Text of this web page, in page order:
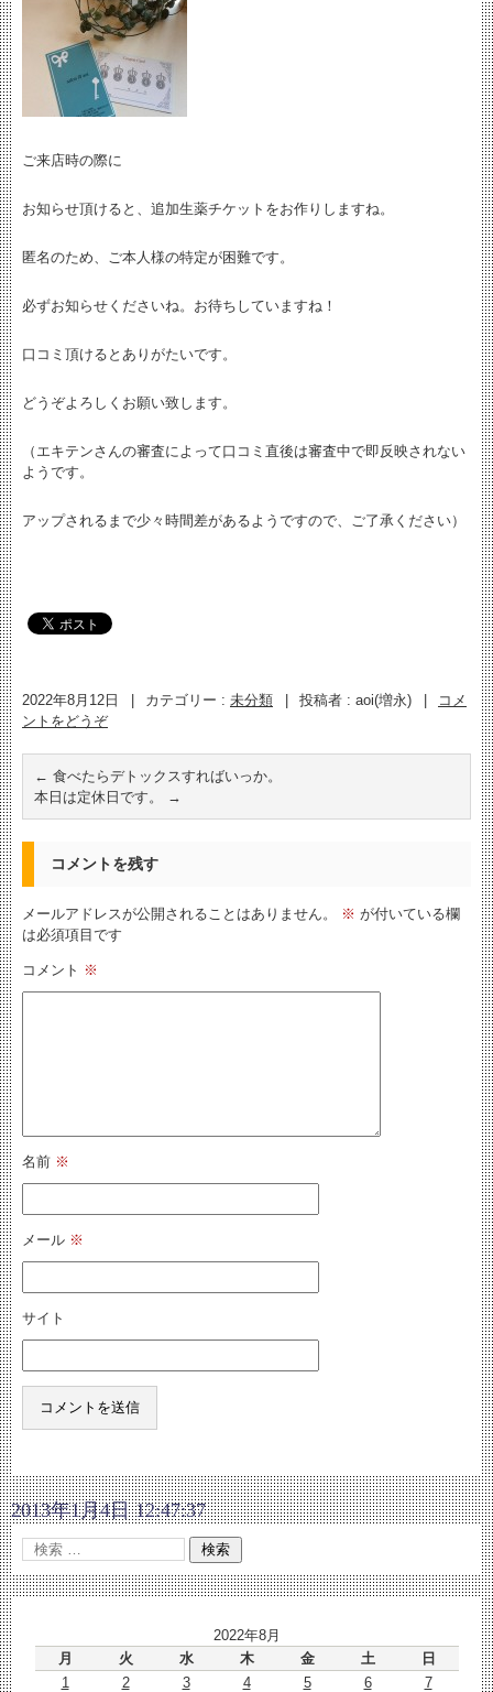
ご来店時の際に
お知らせ頂けると、追加生薬チケットをお作りしますね。
匿名のため、ご本人様の特定が困難です。
必ずお知らせくださいね。お待ちしていますね！
口コミ頂けるとありがたいです。
どうぞよろしくお願い致します。
（エキテンさんの審査によって口コミ直後は審査中で即反映されない
ようです。
アップされるまで少々時間差があるようですので、ご了承ください）
2022年8月12日 カテゴリー : 未分類 投稿者 : aoi(増永)
コメ
ントをどうぞ
← 食べたらデトックスすればいっか。
本日は定休日です。
→
コメントを残す
メールアドレスが公開されることはありません。 ※ が付いている欄
は必須項目です
コメント ※
名前 ※
メール ※
サイト
2013年1月4日 12:47:37
2022年8月
月
火 水 木 金 土
日
1
2 3 4 5 6
7